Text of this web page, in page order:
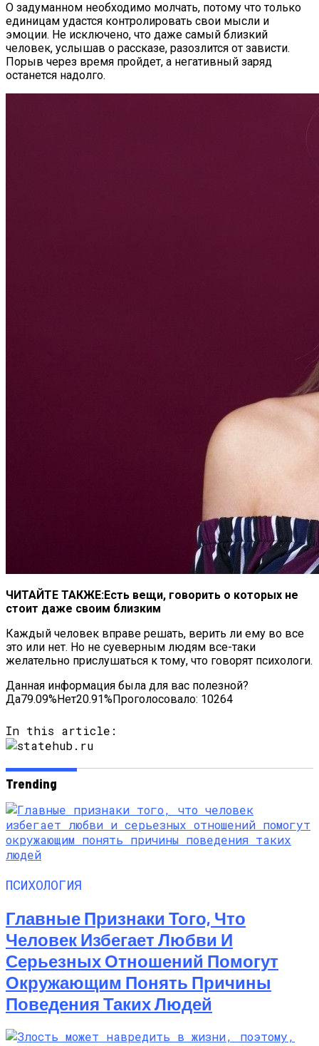
О задуманном необходимо молчать, потому что только
единицам удастся контролировать свои мысли и
эмоции. Не исключено, что даже самый близкий
человек, услышав о рассказе, разозлится от зависти.
Порыв через время пройдет, а негативный заряд
останется надолго.
ЧИТАЙТЕ ТАКЖЕ:Есть вещи, говорить о которых не
стоит даже своим близким
Каждый человек вправе решать, верить ли ему во все
это или нет. Но не суеверным людям все-таки
желательно прислушаться к тому, что говорят психологи.
Данная информация была для вас полезной?
Да79.09%Нет20.91%Проголосовало: 10264
In this article:
Trending
ПСИХОЛОГИЯ
Главные Признаки Того, Что
Человек Избегает Любви И
Серьезных Отношений Помогут
Окружающим Понять Причины
Поведения Таких Людей